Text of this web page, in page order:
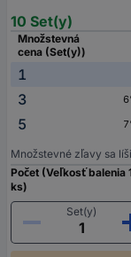
10 Set(y)
Množstevná
cena (Set(y))
1
3
5
Množstevné zľavy sa
Počet (Veľkosť balenia
ks)
Set(y)